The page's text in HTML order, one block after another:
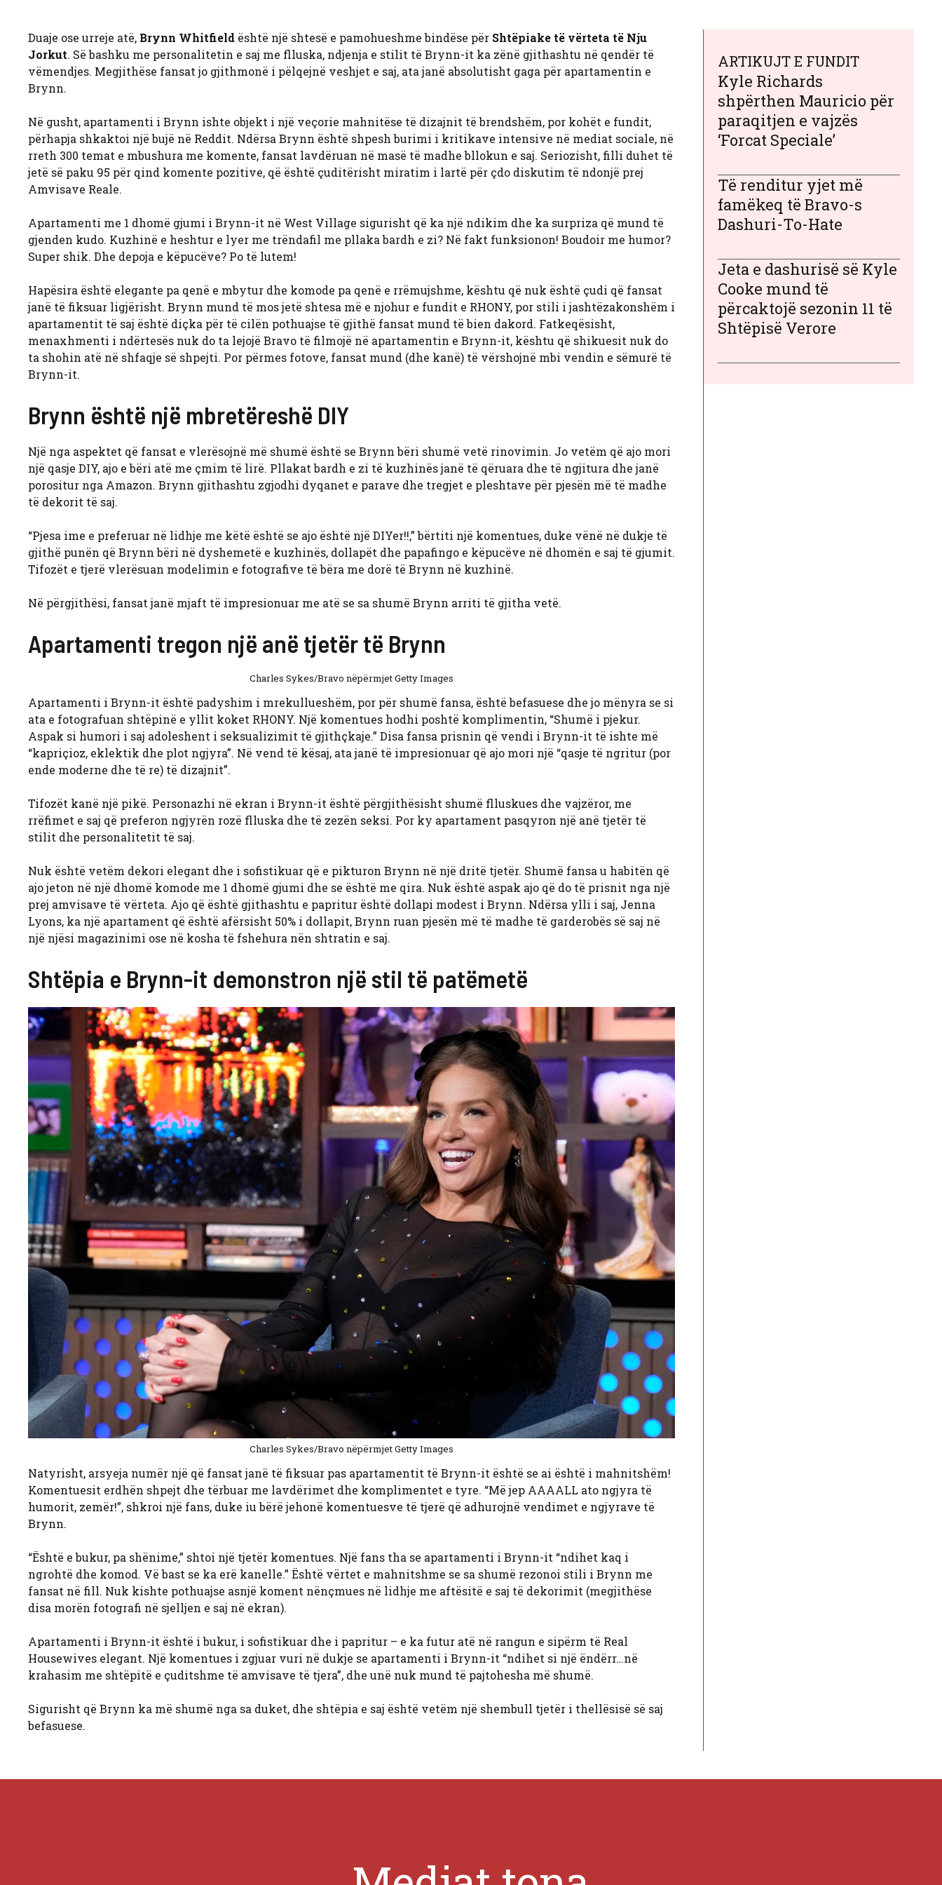
Duaje ose urreje atë, Brynn Whitfield është një shtesë e pamohueshme bindëse për Shtëpiake të vërteta të Nju
Jorkut. Së bashku me personalitetin e saj me flluska, ndjenja e stilit të Brynn-it ka zënë gjithashtu në qendër të
vëmendjes. Megjithëse fansat jo gjithmonë i pëlqejnë veshjet e saj, ata janë absolutisht gaga për apartamentin e
Brynn.
Në gusht, apartamenti i Brynn ishte objekt i një veçorie mahnitëse të dizajnit të brendshëm, por kohët e fundit,
përhapja shkaktoi një bujë në Reddit. Ndërsa Brynn është shpesh burimi i kritikave intensive në mediat sociale, në
rreth 300 temat e mbushura me komente, fansat lavdëruan në masë të madhe bllokun e saj. Seriozisht, filli duhet të
jetë së paku 95 për qind komente pozitive, që është çuditërisht miratim i lartë për çdo diskutim të ndonjë prej
Amvisave Reale.
Apartamenti me 1 dhomë gjumi i Brynn-it në West Village sigurisht që ka një ndikim dhe ka surpriza që mund të
gjenden kudo. Kuzhinë e heshtur e lyer me trëndafil me pllaka bardh e zi? Në fakt funksionon! Boudoir me humor?
Super shik. Dhe depoja e këpucëve? Po të lutem!
Hapësira është elegante pa qenë e mbytur dhe komode pa qenë e rrëmujshme, kështu që nuk është çudi që fansat
janë të fiksuar ligjërisht. Brynn mund të mos jetë shtesa më e njohur e fundit e RHONY, por stili i jashtëzakonshëm i
apartamentit të saj është diçka për të cilën pothuajse të gjithë fansat mund të bien dakord. Fatkeqësisht,
menaxhmenti i ndërtesës nuk do ta lejojë Bravo të filmojë në apartamentin e Brynn-it, kështu që shikuesit nuk do
ta shohin atë në shfaqje së shpejti. Por përmes fotove, fansat mund (dhe kanë) të vërshojnë mbi vendin e sëmurë të
Brynn-it.
Brynn është një mbretëreshë DIY
Një nga aspektet që fansat e vlerësojnë më shumë është se Brynn bëri shumë vetë rinovimin. Jo vetëm që ajo mori
një qasje DIY, ajo e bëri atë me çmim të lirë. Pllakat bardh e zi të kuzhinës janë të qëruara dhe të ngjitura dhe janë
porositur nga Amazon. Brynn gjithashtu zgjodhi dyqanet e parave dhe tregjet e pleshtave për pjesën më të madhe
të dekorit të saj.
“Pjesa ime e preferuar në lidhje me këtë është se ajo është një DIYer!!,” bërtiti një komentues, duke vënë në dukje të
gjithë punën që Brynn bëri në dyshemetë e kuzhinës, dollapët dhe papafingo e këpucëve në dhomën e saj të gjumit.
Tifozët e tjerë vlerësuan modelimin e fotografive të bëra me dorë të Brynn në kuzhinë.
Në përgjithësi, fansat janë mjaft të impresionuar me atë se sa shumë Brynn arriti të gjitha vetë.
Apartamenti tregon një anë tjetër të Brynn
Charles Sykes/Bravo nëpërmjet Getty Images
Apartamenti i Brynn-it është padyshim i mrekullueshëm, por për shumë fansa, është befasuese dhe jo mënyra se si
ata e fotografuan shtëpinë e yllit koket RHONY. Një komentues hodhi poshtë komplimentin, “Shumë i pjekur.
Aspak si humori i saj adoleshent i seksualizimit të gjithçkaje.” Disa fansa prisnin që vendi i Brynn-it të ishte më
“kapriçioz, eklektik dhe plot ngjyra”. Në vend të kësaj, ata janë të impresionuar që ajo mori një “qasje të ngritur (por
ende moderne dhe të re) të dizajnit”.
Tifozët kanë një pikë. Personazhi në ekran i Brynn-it është përgjithësisht shumë flluskues dhe vajzëror, me
rrëfimet e saj që preferon ngjyrën rozë flluska dhe të zezën seksi. Por ky apartament pasqyron një anë tjetër të
stilit dhe personalitetit të saj.
Nuk është vetëm dekori elegant dhe i sofistikuar që e pikturon Brynn në një dritë tjetër. Shumë fansa u habitën që
ajo jeton në një dhomë komode me 1 dhomë gjumi dhe se është me qira. Nuk është aspak ajo që do të prisnit nga një
prej amvisave të vërteta. Ajo që është gjithashtu e papritur është dollapi modest i Brynn. Ndërsa ylli i saj, Jenna
Lyons, ka një apartament që është afërsisht 50% i dollapit, Brynn ruan pjesën më të madhe të garderobës së saj në
një njësi magazinimi ose në kosha të fshehura nën shtratin e saj.
Shtëpia e Brynn-it demonstron një stil të patëmetë
Charles Sykes/Bravo nëpërmjet Getty Images
Natyrisht, arsyeja numër një që fansat janë të fiksuar pas apartamentit të Brynn-it është se ai është i mahnitshëm!
Komentuesit erdhën shpejt dhe tërbuar me lavdërimet dhe komplimentet e tyre. “Më jep AAAALL ato ngjyra të
humorit, zemër!”, shkroi një fans, duke iu bërë jehonë komentuesve të tjerë që adhurojnë vendimet e ngjyrave të
Brynn.
“Është e bukur, pa shënime,” shtoi një tjetër komentues. Një fans tha se apartamenti i Brynn-it “ndihet kaq i
ngrohtë dhe komod. Vë bast se ka erë kanelle.” Është vërtet e mahnitshme se sa shumë rezonoi stili i Brynn me
fansat në fill. Nuk kishte pothuajse asnjë koment nënçmues në lidhje me aftësitë e saj të dekorimit (megjithëse
disa morën fotografi në sjelljen e saj në ekran).
Apartamenti i Brynn-it është i bukur, i sofistikuar dhe i papritur – e ka futur atë në rangun e sipërm të Real
Housewives elegant. Një komentues i zgjuar vuri në dukje se apartamenti i Brynn-it “ndihet si një ëndërr…në
krahasim me shtëpitë e çuditshme të amvisave të tjera”, dhe unë nuk mund të pajtohesha më shumë.
Sigurisht që Brynn ka më shumë nga sa duket, dhe shtëpia e saj është vetëm një shembull tjetër i thellësisë së saj
befasuese.
ARTIKUJT E FUNDIT
Kyle Richards
shpërthen Mauricio për
paraqitjen e vajzës
‘Forcat Speciale’
Të renditur yjet më
famëkeq të Bravo-s
Dashuri-To-Hate
Jeta e dashurisë së Kyle
Cooke mund të
përcaktojë sezonin 11 të
Shtëpisë Verore